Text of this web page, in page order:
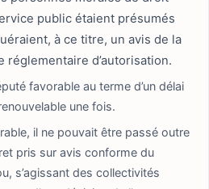
public étaient présumés
à ce titre, un avis de la
réglementaire d’autorisation.
favorable au terme d’un délai
une fois.
il ne pouvait être passé outre
pris sur avis conforme du
s’agissant des collectivités